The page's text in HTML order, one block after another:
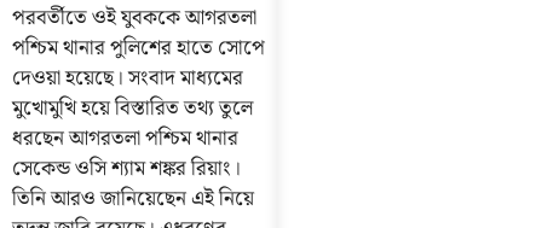
পরবর্তীতে ওই যুবককে আগরতলা
পশ্চিম থানার পুলিশের হাতে সোপে
দেওয়া হয়েছে। সংবাদ মাধ্যমের
মুখোমুখি হয়ে বিস্তারিত তথ্য তুলে
ধরছেন আগরতলা পশ্চিম থানার
সেকেন্ড ওসি শ্যাম শঙ্কর রিয়াং।
তিনি আরও জানিয়েছেন এই নিয়ে